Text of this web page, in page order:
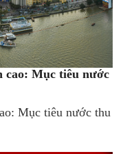
cao: Mục tiêu nước
Mục tiêu nước thu